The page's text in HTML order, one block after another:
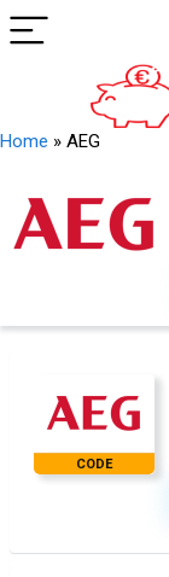
Home » AEG
CODE